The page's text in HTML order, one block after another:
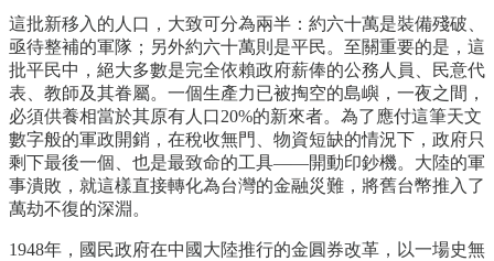
這批新移入的人口，大致可分為兩半：約六十萬是裝備殘破、
亟待整補的軍隊；另外約六十萬則是平民。至關重要的是，這
批平民中，絕大多數是完全依賴政府薪俸的公務人員、民意代
表、教師及其眷屬。一個生產力已被掏空的島嶼，一夜之間，
必須供養相當於其原有人口20%的新來者。為了應付這筆天文
數字般的軍政開銷，在稅收無門、物資短缺的情況下，政府只
剩下最後一個、也是最致命的工具——開動印鈔機。大陸的軍
事潰敗，就這樣直接轉化為台灣的金融災難，將舊台幣推入了
萬劫不復的深淵。
1948年，國民政府在中國大陸推行的金圓券改革，以一場史無